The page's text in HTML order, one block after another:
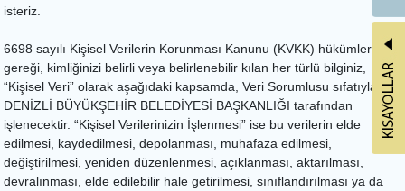
isteriz.
6698 sayılı Kişisel Verilerin Korunması Kanunu (KVKK) hükümleri
gereği, kimliğinizi belirli veya belirlenebilir kılan her türlü bilginiz,
“Kişisel Veri” olarak aşağıdaki kapsamda, Veri Sorumlusu sıfatıyla
DENİZLİ BÜYÜKŞEHİR BELEDİYESİ BAŞKANLIĞI tarafından
işlenecektir. “Kişisel Verilerinizin İşlenmesi” ise bu verilerin elde
edilmesi, kaydedilmesi, depolanması, muhafaza edilmesi,
değiştirilmesi, yeniden düzenlenmesi, açıklanması, aktarılması,
devralınması, elde edilebilir hale getirilmesi, sınıflandırılması ya da